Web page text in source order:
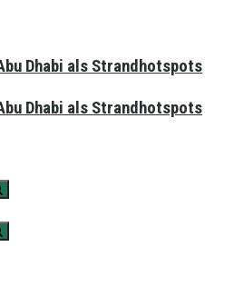
Dhabi als Strandhotspots
Dhabi als Strandhotspots